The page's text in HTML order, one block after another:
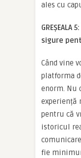
ales cu
sigure
Când vine
platforma
enorm. Nu
experiență
pentru că
istoricul
fie